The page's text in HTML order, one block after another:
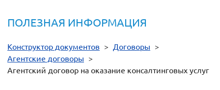
ПОЛЕЗНАЯ ИНФОРМАЦИЯ
Конструктор документов > Договоры >
Агентские договоры >
Агентский договор на оказание консалтинговых услуг